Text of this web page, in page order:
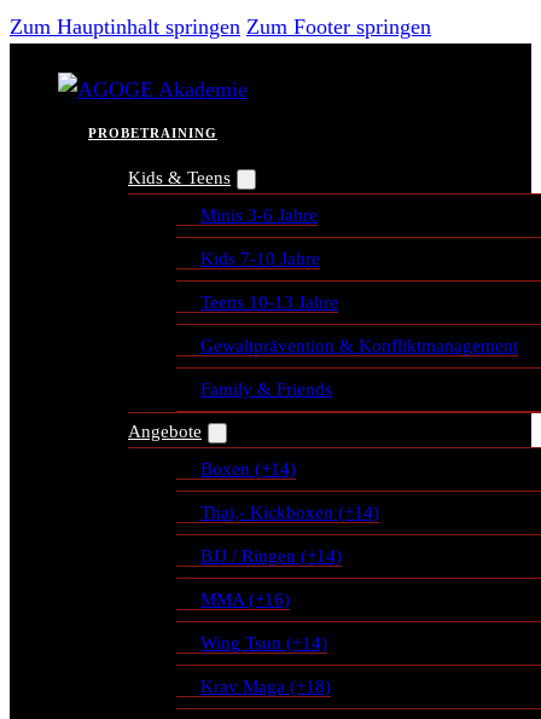
Zum Hauptinhalt springen Zum Footer springen
PROBETRAINING
Kids & Teens
Minis 3-6 Jahre
Kids 7-10 Jahre
Teens 10-13 Jahre
Gewaltprävention & Konfliktmanagement
Family & Friends
Angebote
Boxen (+14)
Thai,- Kickboxen (+14)
BJJ / Ringen (+14)
MMA (+16)
Wing Tsun (+14)
Krav Maga (+18)